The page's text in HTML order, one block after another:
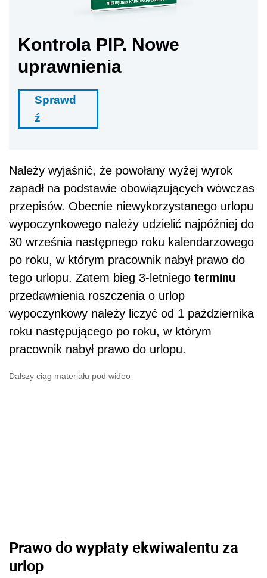
Kontrola PIP. Nowe
uprawnienia
Sprawd
ź
Należy wyjaśnić, że powołany wyżej wyrok
zapadł na podstawie obowiązujących wówczas
przepisów. Obecnie niewykorzystanego urlopu
wypoczynkowego należy udzielić najpóźniej do
30 września następnego roku kalendarzowego
po roku, w którym pracownik nabył prawo do
tego urlopu. Zatem bieg 3-letniego terminu
przedawnienia roszczenia o urlop
wypoczynkowy należy liczyć od 1 października
roku następującego po roku, w którym
pracownik nabył prawo do urlopu.
Dalszy ciąg materiału pod wideo
Prawo do wypłaty ekwiwalentu za
urlop